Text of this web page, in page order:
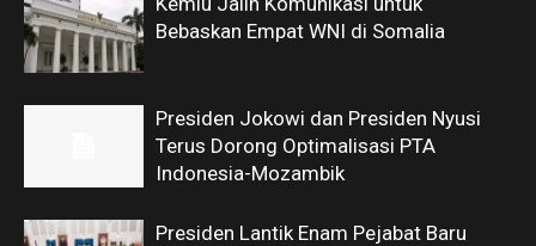
Bebaskan Empat WNI di Somalia
Presiden Jokowi dan Presiden Nyusi
Terus Dorong Optimalisasi PTA
Indonesia-Mozambik
Presiden Lantik Enam Pejabat Baru